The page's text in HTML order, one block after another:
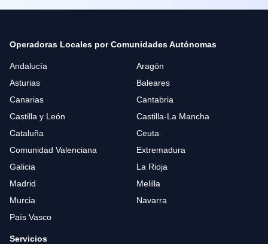
Operadoras Locales por Comunidades Autónomas
Andalucía
Aragón
Asturias
Baleares
Canarias
Cantabria
Castilla y León
Castilla-La Mancha
Cataluña
Ceuta
Comunidad Valenciana
Extremadura
Galicia
La Rioja
Madrid
Melilla
Murcia
Navarra
País Vasco
Servicios